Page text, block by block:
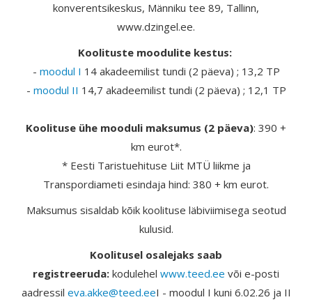
konverentsikeskus, Männiku tee 89, Tallinn,
www.dzingel.ee.
Koolituste moodulite kestus:
- moodul I 14 akadeemilist tundi (2 päeva) ; 13,2 TP
- moodul II 14,7 akadeemilist tundi (2 päeva) ; 12,1 TP
Koolituse ühe mooduli maksumus (2 päeva): 390 +
km eurot*.
* Eesti Taristuehituse Liit MTÜ liikme ja
Transpordiameti esindaja hind: 380 + km eurot.
Maksumus sisaldab kõik koolituse läbiviimisega seotud
kulusid.
Koolitusel osalejaks saab
registreeruda: kodulehel www.teed.ee või e-posti
aadressil eva.akke@teed.eeI - moodul I kuni 6.02.26 ja II